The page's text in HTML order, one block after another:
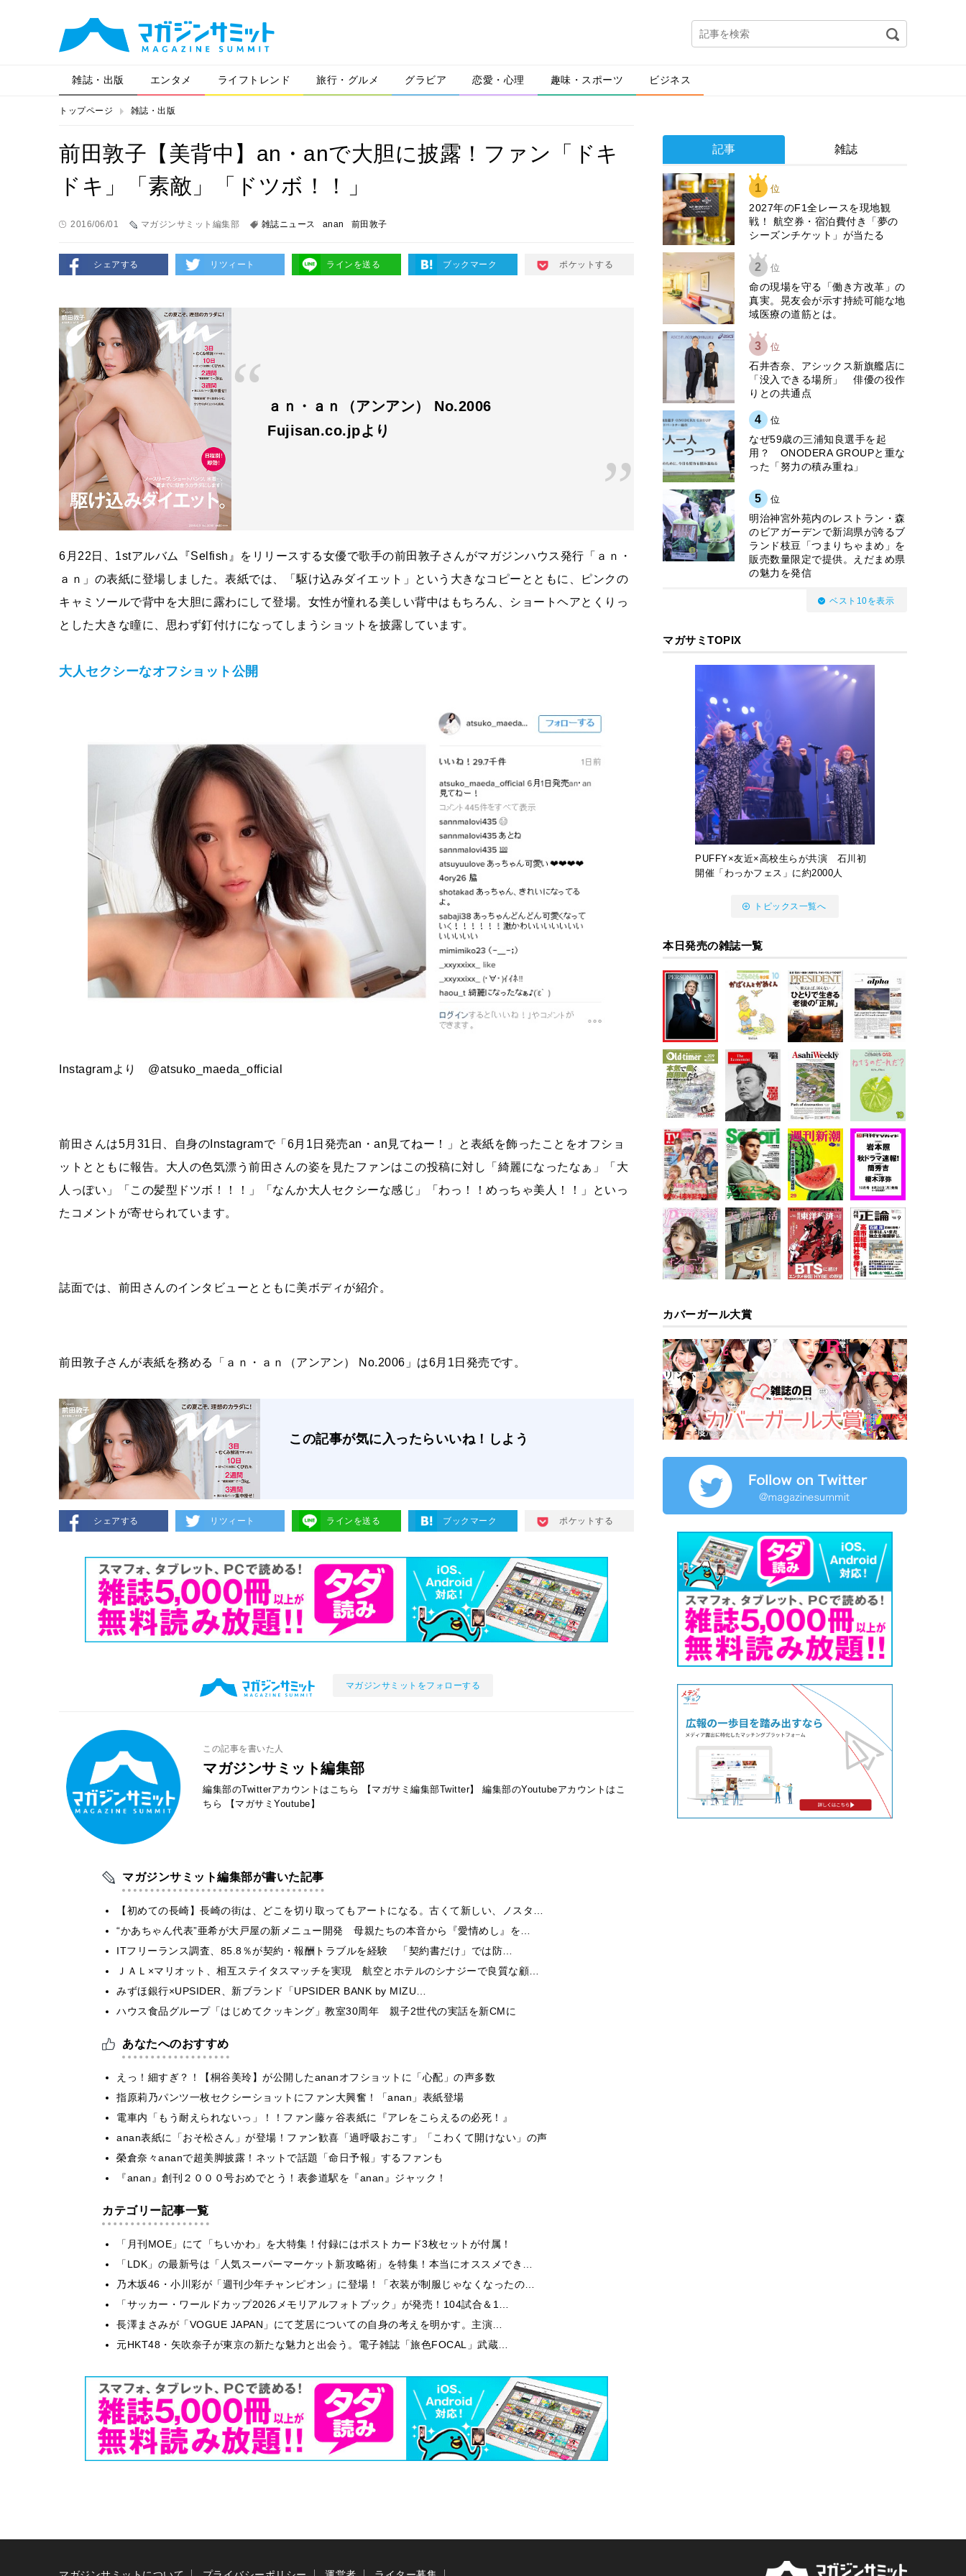
雑誌・出版 エンタメ ライフトレンド 旅行・グルメ グラビア 恋愛・心理 趣味・スポーツ ビジネス
トップページ 雑誌・出版
前田敦子【美背中】an・anで大胆に披露！ファン「ドキ
ドキ」「素敵」「ドツボ！！」
2016/06/01 マガジンサミット編集部 雑誌ニュース anan 前田敦子
シェアする リツィート ラインを送る ブックマーク ポケットする
ａｎ・ａｎ（アンアン） No.2006
Fujisan.co.jpより
6 月 22 日、 1stアルバム『Selfish 』をリリースする女優で歌手の前田敦子さんがマガジンハウス発行「ａｎ・
ａｎ」の表紙に登場しました。表紙では、「駆け込みダイエット」という大きなコピーとともに、ピンクの
キャミソールで背中を大胆に露わにして登場。女性が憧れる美しい背中はもちろん、ショートヘアとくりっ
とした大きな瞳に、思わず釘付けになってしまうショットを披露しています。
大人セクシーなオフショット公開
Instagramより @atsuko_maeda_official
前田さんは5月 31 日、自身の Instagramで「 6月 1 日発売an ・ an 見てねー！」と表紙を飾ったことをオフショ
ットとともに報告。大人の色気漂う前田さんの姿を見たファンはこの投稿に対し「綺麗になったなぁ」「大
人っぽい」「この髪型ドツボ！！！」「なんか大人セクシーな感じ」「わっ！！めっちゃ美人！！」といっ
たコメントが寄せられています。
誌面では、前田さんのインタビューとともに美ボディが紹介。
前田敦子さんが表紙を務める「ａｎ・ａｎ（アンアン） No.2006」は6月1日発売です。
この記事が気に入ったらいいね！しよう
シェアする リツィート ラインを送る ブックマーク ポケットする
マガジンサミットをフォローする
この記事を書いた人
マガジンサミット編集部
編集部のTwitterアカウントはこちら 【マガサミ編集部Twitter】
編集部のYoutubeアカウントはこ
ちら
【マガサミYoutube】
マガジンサミット編集部が書いた記事
【初めての長崎】長崎の街は、どこを切り取ってもアートになる。古くて新しい、ノスタ…
“かあちゃん代表”亜希が大戸屋の新メニュー開発 母親たちの本音から『愛情めし』を…
ITフリーランス調査、85.8％が契約・報酬トラブルを経験 「契約書だけ」では防…
ＪＡＬ×マリオット、相互ステイタスマッチを実現 航空とホテルのシナジーで良質な顧…
みずほ銀行×UPSIDER、新ブランド「UPSIDER BANK by MIZU…
ハウス食品グループ「はじめてクッキング」教室30周年 親子2世代の実話を新CMに
あなたへのおすすめ
えっ！細すぎ？！【桐谷美玲】が公開したananオフショットに「心配」の声多数
指原莉乃パンツ一枚セクシーショットにファン大興奮！「anan」表紙登場
電車内「もう耐えられないっ」！！ファン藤ヶ谷表紙に『アレをこらえるの必死！』
anan表紙に「おそ松さん」が登場！ファン歓喜「過呼吸おこす」「こわくて開けない」の声
榮倉奈々ananで超美脚披露！ネットで話題「命日予報」するファンも
『anan』創刊２０００号おめでとう！表参道駅を『anan』ジャック！
カテゴリー記事一覧
「月刊MOE」にて「ちいかわ」を大特集！付録にはポストカード3枚セットが付属！
「LDK」の最新号は「人気スーパーマーケット新攻略術」を特集！本当にオススメでき…
乃木坂46・小川彩が「週刊少年チャンピオン」に登場！「衣装が制服じゃなくなったの…
「サッカー・ワールドカップ2026メモリアルフォトブック」が発売！104試合＆1…
長澤まさみが「VOGUE JAPAN」にて芝居についての自身の考えを明かす。主演…
元HKT48・矢吹奈子が東京の新たな魅力と出会う。電子雑誌「旅色FOCAL」武蔵…
記事 雑誌
1 位
2027年のF1全レースを現地観
戦！ 航空券・宿泊費付き「夢の
シーズンチケット」が当たる
2 位
​命の現場を守る「働き方改革」の
真実。晃友会が示す持続可能な地
域医療の道筋とは。
3 位
石井杏奈、アシックス新旗艦店に
「没入できる場所」 俳優の役作
りとの共通点
4 位
なぜ59歳の三浦知良選手を起
用？ ONODERA GROUPと重な
った「努力の積み重ね」
5 位
明治神宮外苑内のレストラン・森
のビアガーデンで新潟県が誇るブ
ランド枝豆「つまりちゃまめ」を
販売数量限定で提供。えだまめ県
の魅力を発信
ベスト10を表示
マガサミTOPIX
PUFFY×友近×高校生らが共演 石川初
開催「わっかフェス」に約2000人
トピックス一覧へ
本日発売の雑誌一覧
カバーガール大賞